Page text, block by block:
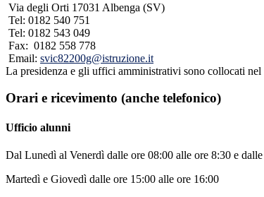
Via degli Orti 17031 Albenga (SV)
Tel: 0182 540 751
Tel: 0182 543 049
Fax: 0182 558 778
Email: svic82200g@istruzione.it
La presidenza e gli uffici amministrativi sono collocati
Orari e ricevimento (anche telefonico)
Ufficio alunni
Dal Lunedì al Venerdì dalle ore 08:00 alle ore 8:30 e
Martedì e Giovedì dalle ore 15:00 alle ore 16:00